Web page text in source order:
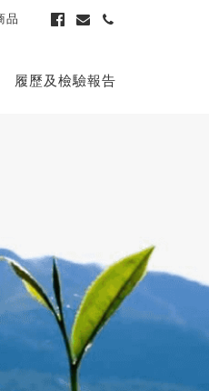
品
履歷及檢驗報告